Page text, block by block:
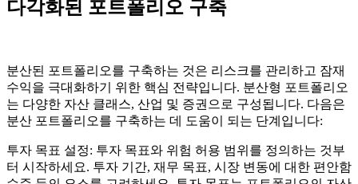
다각화된 포트폴리오 구축
분산된 포트폴리오를 구축하는 것은 리스크를 관리하고 잠재
수익을 극대화하기 위한 핵심 전략입니다. 분산형 포트폴리오
는 다양한 자산 클래스, 산업 및 증권으로 구성됩니다. 다음은
분산 포트폴리오를 구축하는 데 도움이 되는 단계입니다:
투자 목표 설정: 투자 목표와 위험 허용 범위를 정의하는 것부
터 시작하세요. 투자 기간, 재무 목표, 시장 변동에 대한 편안함